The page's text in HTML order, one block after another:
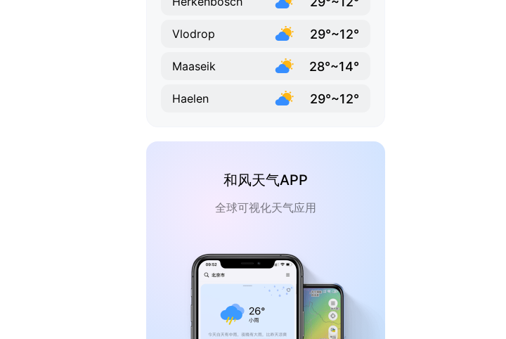
Vlodrop 29°~12°
Maaseik 28°~14°
Haelen 29°~12°
和风天气APP
全球可视化天气应用